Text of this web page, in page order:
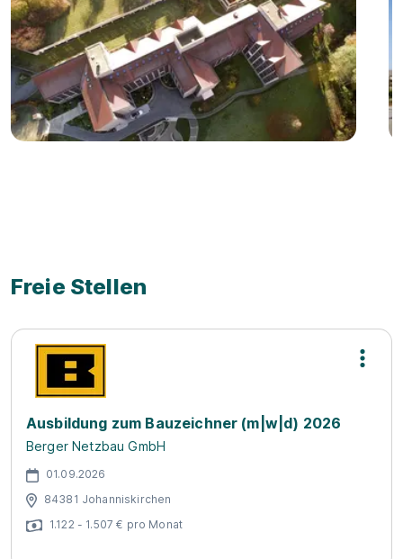
Freie Stellen
Ausbildung zum Bauzeichner (m|w|d) 2026
Berger Netzbau GmbH
01.09.2026
84381 Johanniskirchen
1.122 - 1.507 € pro Monat